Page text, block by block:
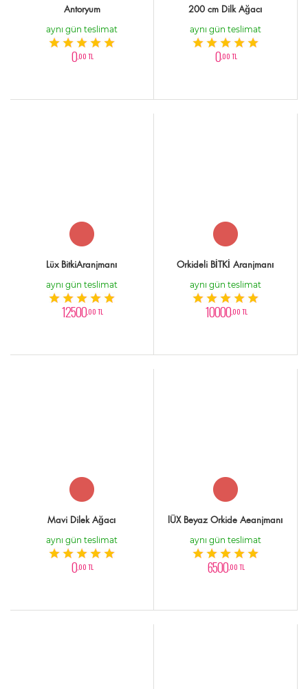
Antoryum
aynı gün teslimat
0,00 TL
200 cm Dilk Ağacı
aynı gün teslimat
0,00 TL
Lüx BitkiAranjmanı
aynı gün teslimat
12500,00 TL
Orkideli BİTKİ Aranjmanı
aynı gün teslimat
10000,00 TL
Mavi Dilek Ağacı
aynı gün teslimat
0,00 TL
lÜX Beyaz Orkide Aeanjmanı
aynı gün teslimat
6500,00 TL